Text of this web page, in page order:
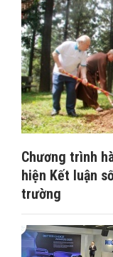
Chương trình
hiện Kết luận
trường